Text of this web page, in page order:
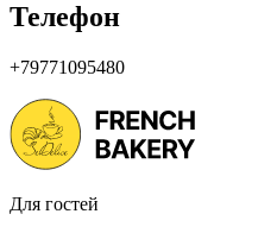
Телефон
+79771095480
Для гостей